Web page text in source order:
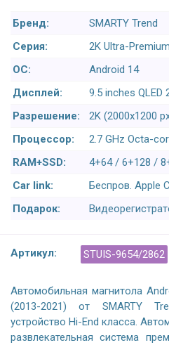
Бренд:
SMARTY Trend
Серия:
2K Ultra-Premium
ОС:
Android 14
Дисплей:
9.5 inches QLED
Разрешение:
2K (2000x1200
Процессор:
2.7 GHz Octa-
RAM+SSD:
4+64 / 6+128 /
Car link:
Беспров. Apple
Подарок:
Артикул: STUIS-9654/2862
Автомобильная магнитола
(2013-2021) от SMARTY
устройство Hi-End класса.
развлекательная система